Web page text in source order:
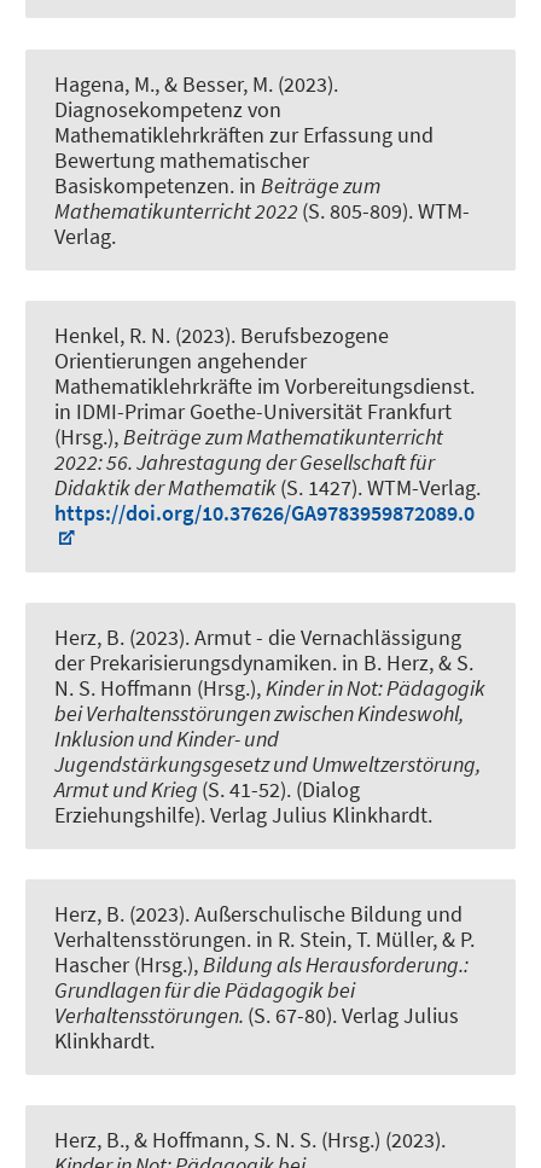
Hagena, M., & Besser, M. (2023).
Diagnosekompetenz von
Mathematiklehrkräften zur Erfassung und
Bewertung mathematischer
Basiskompetenzen. in Beiträge zum
Mathematikunterricht 2022 (S. 805-809). WTM-
Verlag.
Henkel, R. N. (2023). Berufsbezogene
Orientierungen angehender
Mathematiklehrkräfte im Vorbereitungsdienst.
in IDMI-Primar Goethe-Universität Frankfurt
(Hrsg.),Beiträge zum Mathematikunterricht
2022: 56. Jahrestagung der Gesellschaft für
Didaktik der Mathematik(S. 1427). WTM-Verlag.
https://doi.org/10.37626/GA9783959872089.0
Herz, B. (2023).Armut - die Vernachlässigung
der Prekarisierungsdynamiken. in B. Herz, & S.
N. S. Hoffmann (Hrsg.),Kinder in Not: Pädagogik
bei Verhaltensstörungen zwischen Kindeswohl,
Inklusion und Kinder- und
Jugendstärkungsgesetz und Umweltzerstörung,
Armut und Krieg (S. 41-52). (Dialog
Erziehungshilfe). Verlag Julius Klinkhardt.
Herz, B. (2023).Außerschulische Bildung und
Verhaltensstörungen. in R. Stein, T. Müller, & P.
Hascher (Hrsg.),Bildung als Herausforderung.:
Grundlagen für die Pädagogik bei
Verhaltensstörungen. (S. 67-80). Verlag Julius
Klinkhardt.
Herz, B., & Hoffmann, S. N. S. (Hrsg.) (2023).